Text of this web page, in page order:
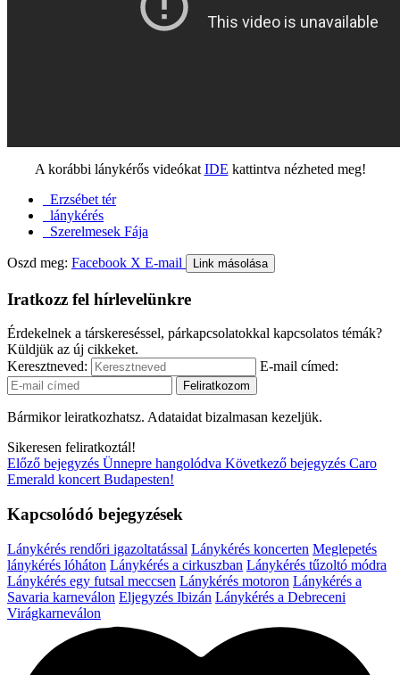
A korábbi lánykérős videókat IDE kattintva nézheted meg!
Erzsébet tér
lánykérés
Szerelmesek Fája
Oszd meg: Facebook X E-mail Link másolása
Iratkozz fel hírlevelünkre
Érdekelnek a társkereséssel, párkapcsolatokkal kapcsolatos témák?
Küldjük az új cikkeket.
Keresztneved:
E-mail címed:
Bármikor leiratkozhatsz. Adataidat bizalmasan kezeljük.
Sikeresen feliratkoztál!
Előző bejegyzés Ünnepre hangolódva Következő bejegyzés Caro
Emerald koncert Budapesten!
Kapcsolódó bejegyzések
Lánykérés rendőri igazoltatással Lánykérés koncerten Meglepetés
lánykérés lóháton Lánykérés a cirkuszban Lánykérés tűzoltó módra
Lánykérés egy futsal meccsen Lánykérés motoron Lánykérés a
Savaria karneválon Eljegyzés Ibizán Lánykérés a Debreceni
Virágkarneválon